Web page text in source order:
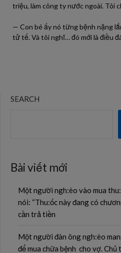
triệu, làm công ty nước ngoài. Tôi
— Con bé ấy nó từng bệnh nặng
tử tế. Và tôi nghĩ… đó mới là điều
SEARCH
Bài viết mới
Một người ngh:èo vào mua
nói: “Thu:ốc này đang có
cần trả tiền
Một người đàn ông ngh:èo
để mua chữa bệnh cho vợ.